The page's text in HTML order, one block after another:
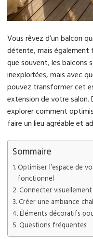
Vous rêvez d’un balcon
détente, mais également
que souvent, les balcons
inexploitées, mais avec
pouvez transformer cet
extension de votre salon.
explorer comment
faire un lieu agréable et
Sommaire
Optimiser l’espace de
fonctionnel
Connecter
Créer une ambiance
Éléments décoratifs
Questions fréquentes